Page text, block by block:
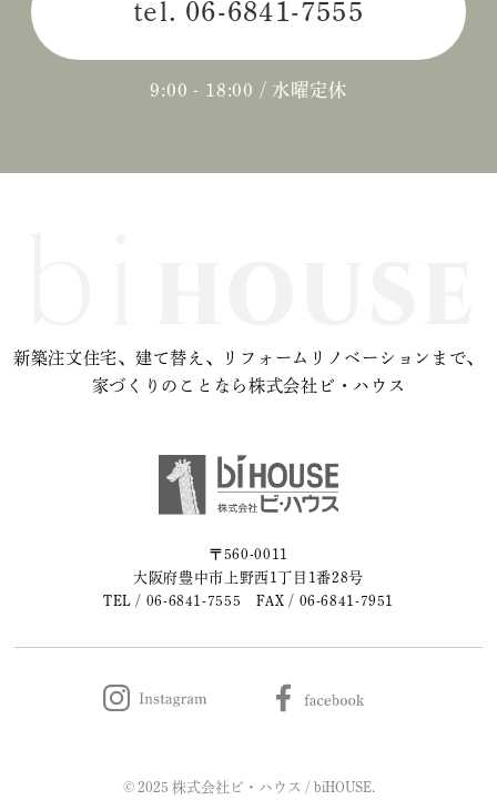
tel. 06-6841-7555
9:00 - 18:00 / 水曜定休
新築注文住宅、建て替え、リフォームリノベーションまで、
家づくりのことなら株式会社ビ・ハウス
〒560-0011
大阪府豊中市上野西1丁目1番28号
TEL / 06-6841-7555 FAX / 06-6841-7951
© 2025 株式会社ビ・ハウス / biHOUSE.